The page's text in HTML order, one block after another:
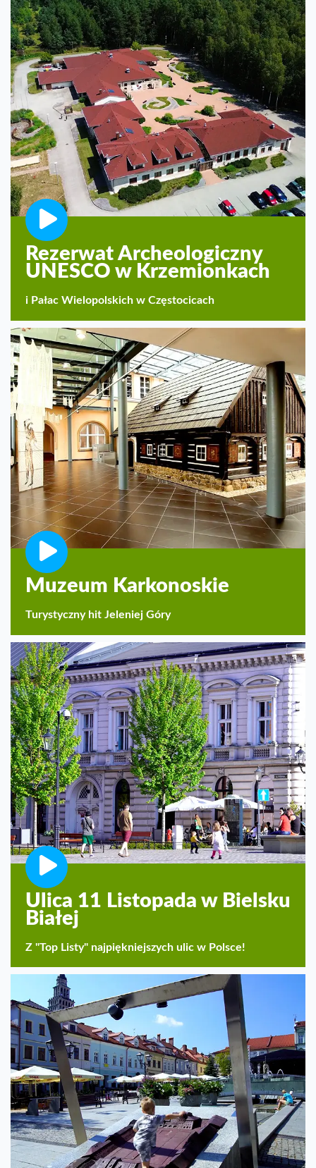
Rezerwat Archeologiczny
UNESCO w Krzemionkach
i Pałac Wielopolskich w Częstocicach
Muzeum Karkonoskie
Turystyczny hit Jeleniej Góry
Ulica 11 Listopada w Bielsku
Białej
Z "Top Listy" najpiękniejszych ulic w Polsce!